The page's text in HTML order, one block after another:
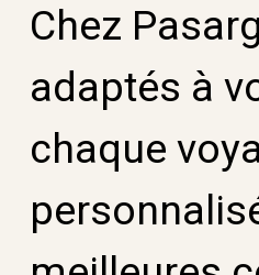
Chez
adaptés à
chaque